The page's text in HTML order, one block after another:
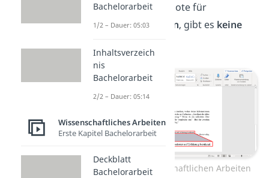
Machst du eine Fußnote für
Zusatzinformationen, gibt es keine
Fußnoten in wissenschaftlichen Arbeiten
Bachelorarbeit
1/2 – Dauer: 05:03
Inhaltsverzeich
nis
Bachelorarbeit
2/2 – Dauer: 05:14
Wissenschaftliches Arbeiten
Erste Kapitel Bachelorarbeit
Deckblatt
Bachelorarbeit